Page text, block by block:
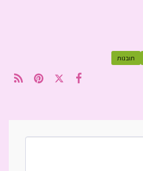
תובנות